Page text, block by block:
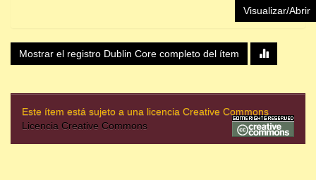
Visualizar/Abrir
Mostrar el registro Dublin Core completo del ítem
Este ítem está sujeto a una licencia Creative Commons
Licencia Creative Commons